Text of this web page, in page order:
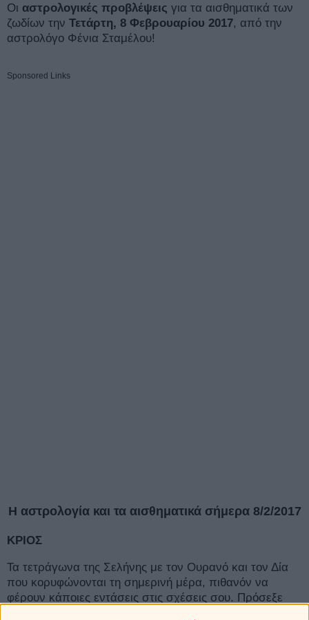
Οι αστρολογικές προβλέψεις για τα αισθηματικά των
ζωδίων την Τετάρτη, 8 Φεβρουαρίου 2017, από την
αστρολόγο Φένια Σταμέλου!
Sponsored Links
Η αστρολογία και τα αισθηματικά σήμερα 8/2/2017
ΚΡΙΟΣ
Τα τετράγωνα της Σελήνης με τον Ουρανό και τον Δία
που κορυφώνονται τη σημερινή μέρα, πιθανόν να
φέρουν κάποιες εντάσεις στις σχέσεις σου. Πρόσεξε